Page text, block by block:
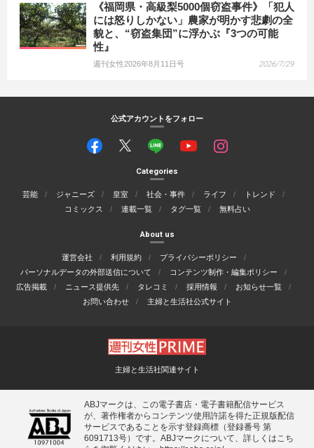
《福岡県・高級梨5000個窃盗事件》「犯人
には怒りしかない」農家が明かす悲劇の全
貌と、“窃盗集団”に浮かぶ『3つの可能
性』
週刊女性2026年8月11日号 2026/7/29
公式アカウントをフォロー
Categories
芸能 ジャニーズ 皇室 社会・事件 ライフ
トレンド
コミックス
連載一覧 タグ一覧 無料占い
About us
運営会社 利用規約
プライバシーポリシー
パーソナルデータの外部送信について
コンテンツ制作・編集ポリシー
広告掲載
ニュース提供先 タレコミ 採用情報
お知らせ一覧
お問い合わせ
主婦と生活社公式サイト
主婦と生活社関連サイト
ABJマークは、この電子書店・電子書籍配信サービス
が、著作権者からコンテンツ使用許諾を得た正規版配信
サービスであることを示す登録商標（登録番号 第
6091713号）です。ABJマークについて、詳しくはこち